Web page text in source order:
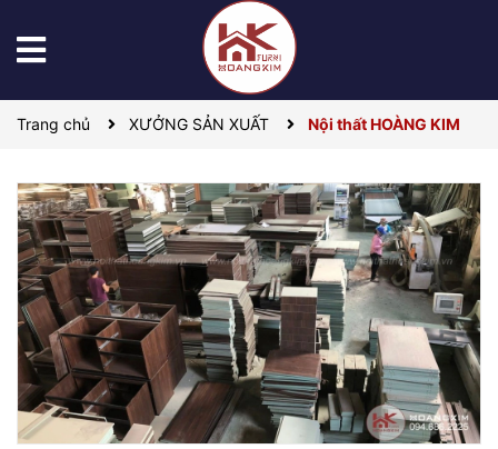
Trang chủ XƯỞNG SẢN XUẤT Nội thất HOÀNG KIM